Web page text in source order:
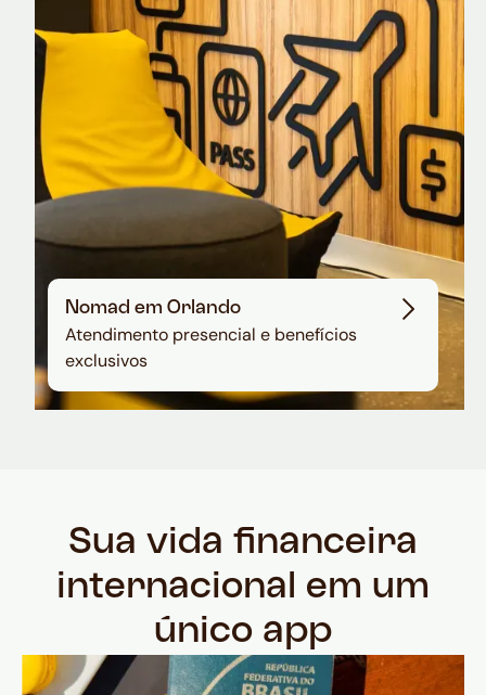
em dólar
Nomad em Orlando
Atendimento presencial e benefícios
exclusivos
Sua vida financeira
internacional em um
único app